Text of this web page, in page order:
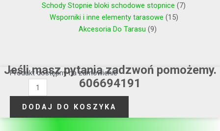
Schody Stopnie bloki schodowe stopnice 7
Wsporniki i inne elementy tarasowe 15
Akcesoria Do Tarasu 9
Jeśli masz pytania zadzwoń pomożemy.
606694191
Produkt dostępny na zamówienie
ilość
Tarasowa
Kompozyt
16
DODAJ DO KOSZYKA